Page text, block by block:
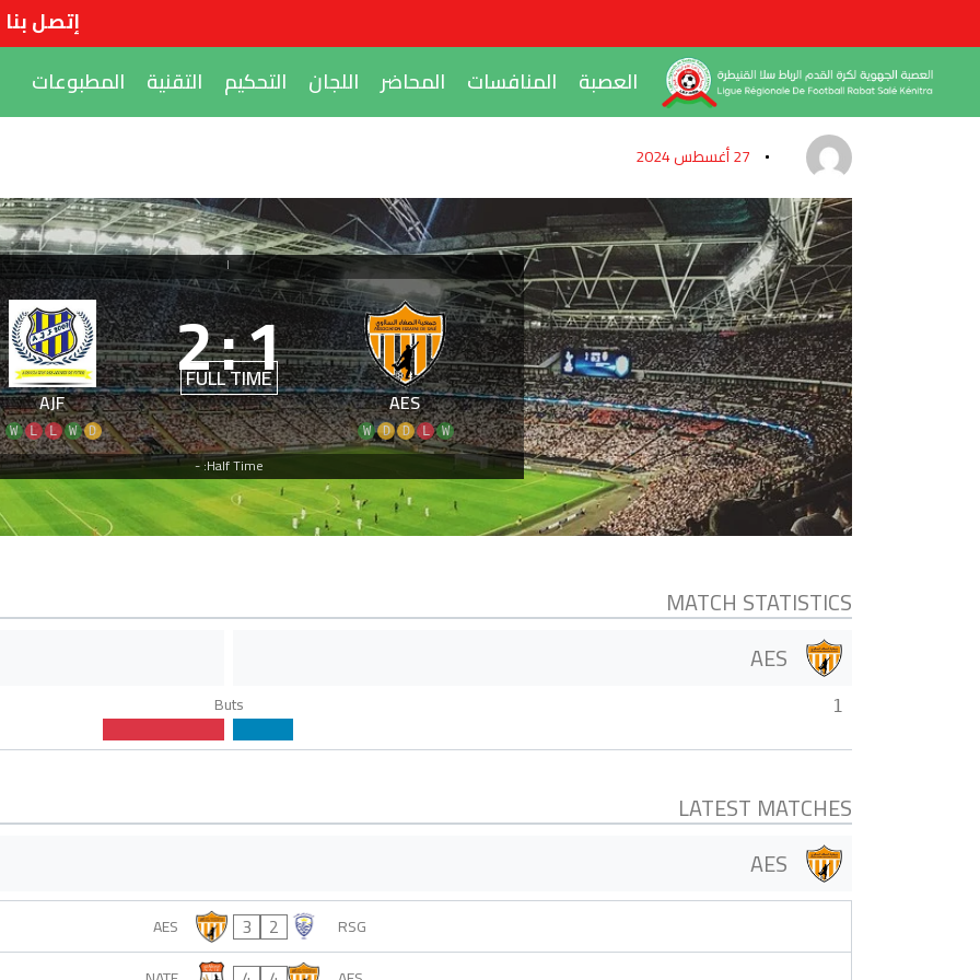
إتصل بنا
العصبة
المنافسات المحاضر اللجان التحكيم التقنية المطبوعات
27 أغسطس 2024
|
AES
W
L
D
D
W
1
:
2
FULL TIME
AJF
D
W
L
L
W
Half Time: -
MATCH STATISTICS
AES
1
Buts
LATEST MATCHES
AES
AES 3 2
RSG